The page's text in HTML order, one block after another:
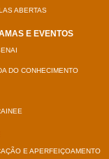
ABERTAS
E EVENTOS
DO CONHECIMENTO
E APERFEIÇOAMENTO